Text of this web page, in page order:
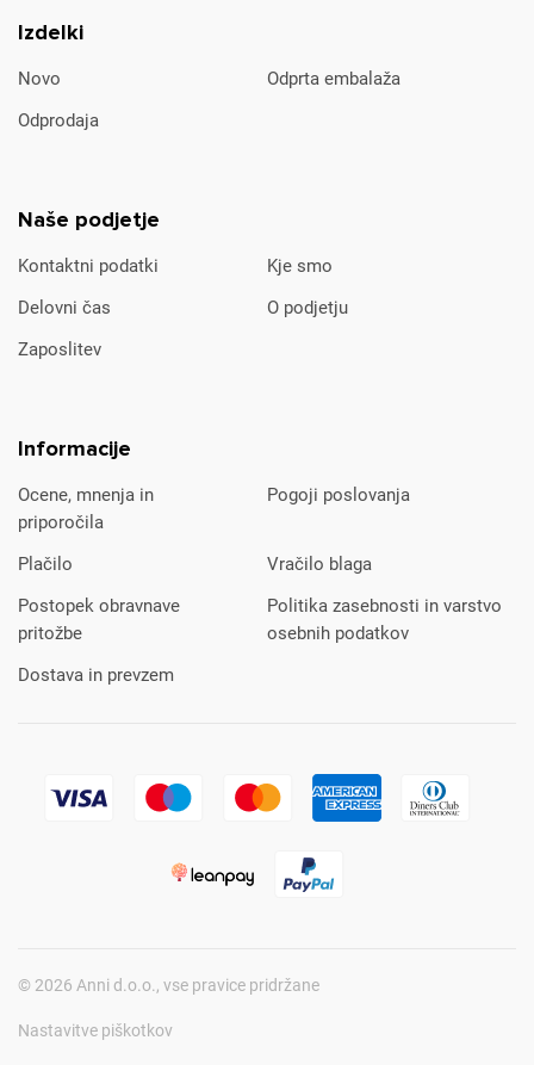
Izdelki
Novo
Odprta embalaža
Odprodaja
Naše podjetje
Kontaktni podatki
Kje smo
Delovni čas
O podjetju
Zaposlitev
Informacije
Ocene, mnenja in
priporočila
Pogoji poslovanja
Plačilo
Vračilo blaga
Postopek obravnave
pritožbe
Politika zasebnosti in varstvo
osebnih podatkov
Dostava in prevzem
© 2026 Anni d.o.o., vse pravice pridržane
Nastavitve piškotkov